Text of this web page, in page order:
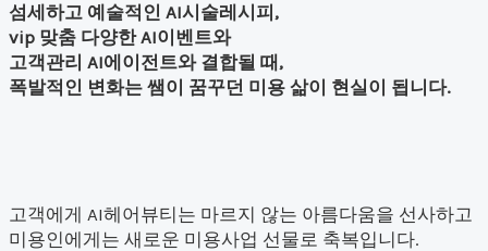
섬세하고 예술적인 AI시술레시피,
vip 맞춤 다양한 AI이벤트와
고객관리 AI에이전트와 결합될 때,
폭발적인 변화는 쌤이 꿈꾸던 미용 삶이 현실이 됩니다.
고객에게 AI헤어뷰티는 마르지 않는 아름다움을 선사하고
미용인에게는 새로운 미용사업 선물로 축복입니다.